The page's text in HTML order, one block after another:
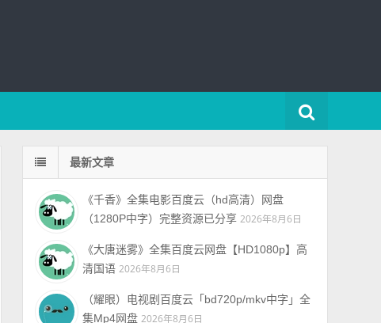
最新文章
《千香》全集电影百度云（hd高清）网盘
（1280P中字）完整资源已分享 2026年8月6日
《大唐迷雾》全集百度云网盘【HD1080p】高
清国语 2026年8月6日
（耀眼）电视剧百度云「bd720p/mkv中字」全
集Mp4网盘 2026年8月6日